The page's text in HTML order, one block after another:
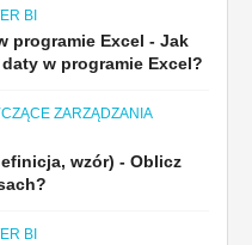
BI
programie Excel - Jak
w programie Excel?
ZARZĄDZANIA
wzór) - Oblicz
BI